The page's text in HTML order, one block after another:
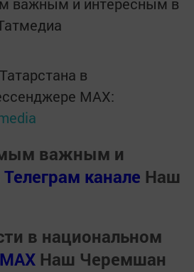
в
MАХ:
важным и
Телеграм канале Наш
в национальном
MАХ Наш Черемшан